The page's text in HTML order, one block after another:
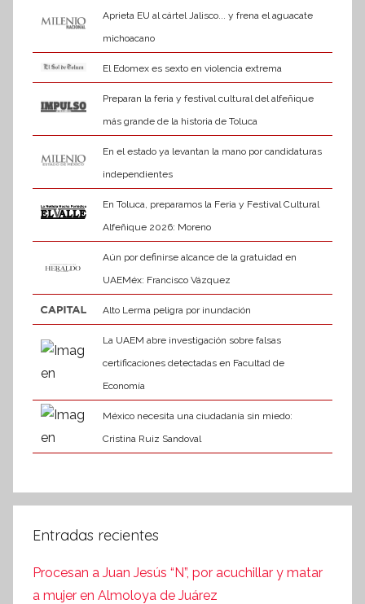
Aprieta EU al cártel Jalisco... y frena el aguacate
michoacano
El Edomex es sexto en violencia extrema
Preparan la feria y festival cultural del alfeñique
más grande de la historia de Toluca
En el estado ya levantan la mano por candidaturas
independientes
En Toluca, preparamos la Feria y Festival Cultural
Alfeñique 2026: Moreno
Aún por definirse alcance de la gratuidad en
UAEMéx: Francisco Vázquez
Alto Lerma peligra por inundación
La UAEM abre investigación sobre falsas
certificaciones detectadas en Facultad de
Economía
México necesita una ciudadanía sin miedo:
Cristina Ruiz Sandoval
Entradas recientes
Procesan a Juan Jesús “N”, por acuchillar y matar
a mujer en Almoloya de Juárez